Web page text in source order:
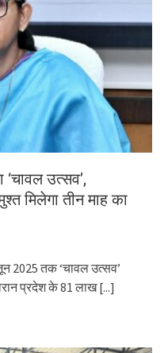
उत्सव’,
मिलेगा तीन माह का
2025 तक ‘चावल उत्सव’
प्रदेश के 81 लाख[...]